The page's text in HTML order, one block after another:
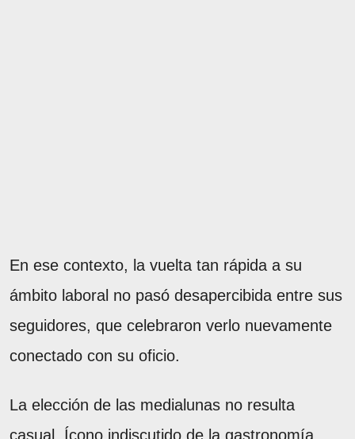
En ese contexto, la vuelta tan rápida a su
ámbito laboral no pasó desapercibida entre sus
seguidores, que celebraron verlo nuevamente
conectado con su oficio.
La elección de las medialunas no resulta
casual. Ícono indiscutido de la gastronomía